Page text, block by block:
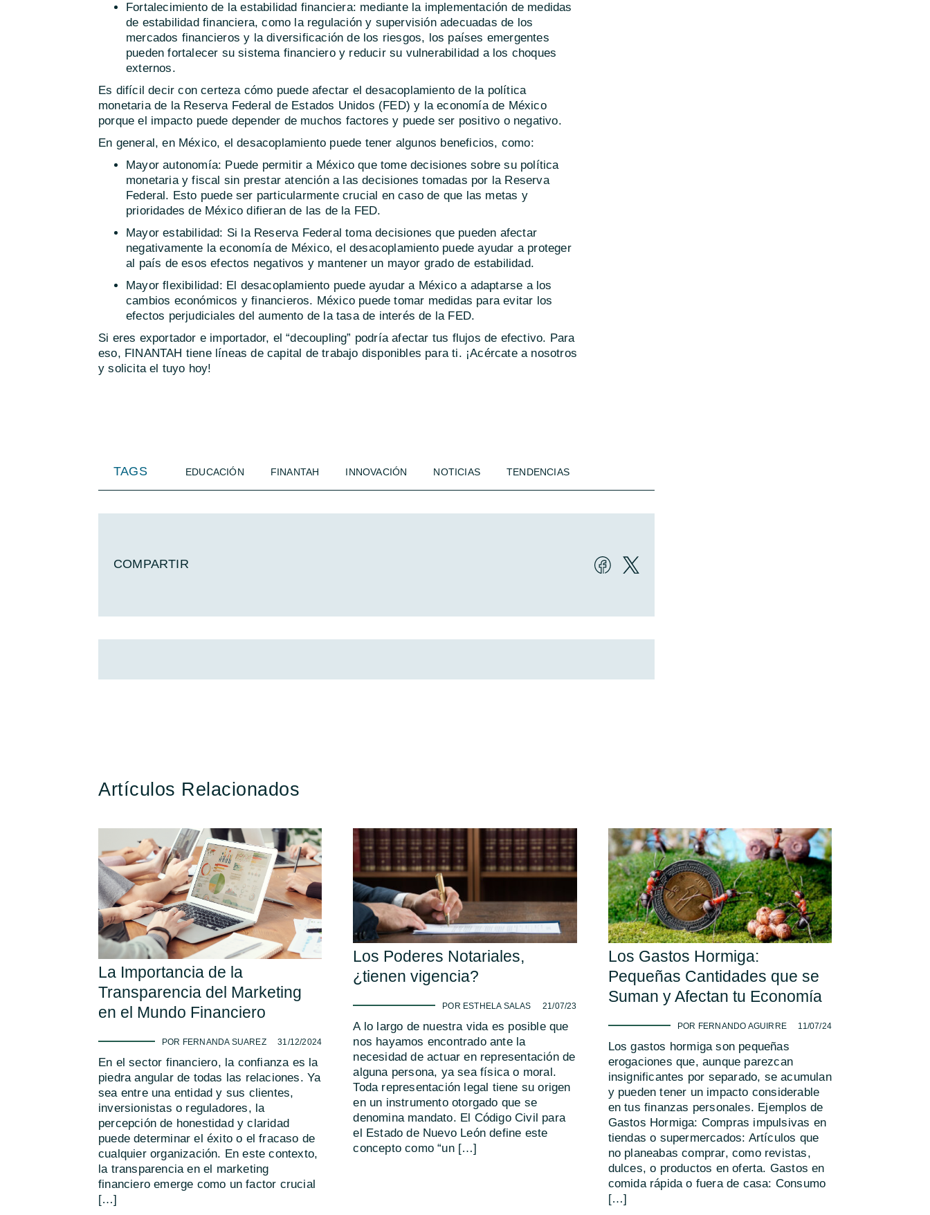
Fortalecimiento de la estabilidad financiera: mediante la implementación de medidas
de estabilidad financiera, como la regulación y supervisión adecuadas de los
mercados financieros y la diversificación de los riesgos, los países emergentes
pueden fortalecer su sistema financiero y reducir su vulnerabilidad a los choques
externos.
Es difícil decir con certeza cómo puede afectar el desacoplamiento de la política
monetaria de la Reserva Federal de Estados Unidos (FED) y la economía de México
porque el impacto puede depender de muchos factores y puede ser positivo o negativo.
En general, en México, el desacoplamiento puede tener algunos beneficios, como:
Mayor autonomía: Puede permitir a México que tome decisiones sobre su política
monetaria y fiscal sin prestar atención a las decisiones tomadas por la Reserva
Federal. Esto puede ser particularmente crucial en caso de que las metas y
prioridades de México difieran de las de la FED.
Mayor estabilidad: Si la Reserva Federal toma decisiones que pueden afectar
negativamente la economía de México, el desacoplamiento puede ayudar a proteger
al país de esos efectos negativos y mantener un mayor grado de estabilidad.
Mayor flexibilidad: El desacoplamiento puede ayudar a México a adaptarse a los
cambios económicos y financieros. México puede tomar medidas para evitar los
efectos perjudiciales del aumento de la tasa de interés de la FED.
Si eres exportador e importador, el “decoupling” podría afectar tus flujos de efectivo. Para
eso, FINANTAH tiene líneas de capital de trabajo disponibles para ti. ¡Acércate a nosotros
y solicita el tuyo hoy!
TAGS EDUCACIÓN FINANTAH INNOVACIÓN NOTICIAS TENDENCIAS
COMPARTIR
Artículos Relacionados
La Importancia de la
Transparencia del Marketing
en el Mundo Financiero
-
POR FERNANDA SUAREZ 31/12/2024
En el sector financiero, la confianza es la
piedra angular de todas las relaciones. Ya
sea entre una entidad y sus clientes,
inversionistas o reguladores, la
percepción de honestidad y claridad
puede determinar el éxito o el fracaso de
cualquier organización. En este contexto,
la transparencia en el marketing
financiero emerge como un factor crucial
[…]
Los Poderes Notariales,
¿tienen vigencia?
-
POR ESTHELA SALAS 21/07/23
A lo largo de nuestra vida es posible que
nos hayamos encontrado ante la
necesidad de actuar en representación de
alguna persona, ya sea física o moral.
Toda representación legal tiene su origen
en un instrumento otorgado que se
denomina mandato. El Código Civil para
el Estado de Nuevo León define este
concepto como “un […]
Los Gastos Hormiga:
Pequeñas Cantidades que se
Suman y Afectan tu Economía
-
POR FERNANDO AGUIRRE 11/07/24
Los gastos hormiga son pequeñas
erogaciones que, aunque parezcan
insignificantes por separado, se acumulan
y pueden tener un impacto considerable
en tus finanzas personales. Ejemplos de
Gastos Hormiga: Compras impulsivas en
tiendas o supermercados: Artículos que
no planeabas comprar, como revistas,
dulces, o productos en oferta. Gastos en
comida rápida o fuera de casa: Consumo
[…]